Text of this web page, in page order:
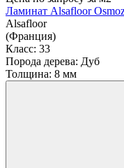
Ламинат Alsafloor
Alsafloor
(Франция)
Класс: 33
Порода дерева: Дуб
Толщина: 8 мм